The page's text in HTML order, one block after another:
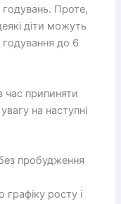
годувань. Проте,
діти можуть
до 6
час припиняти
на наступні
пробудження
графіку росту і